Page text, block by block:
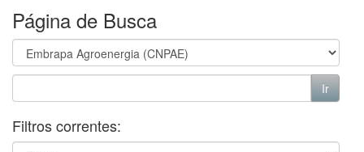
Página de Busca
Filtros correntes: